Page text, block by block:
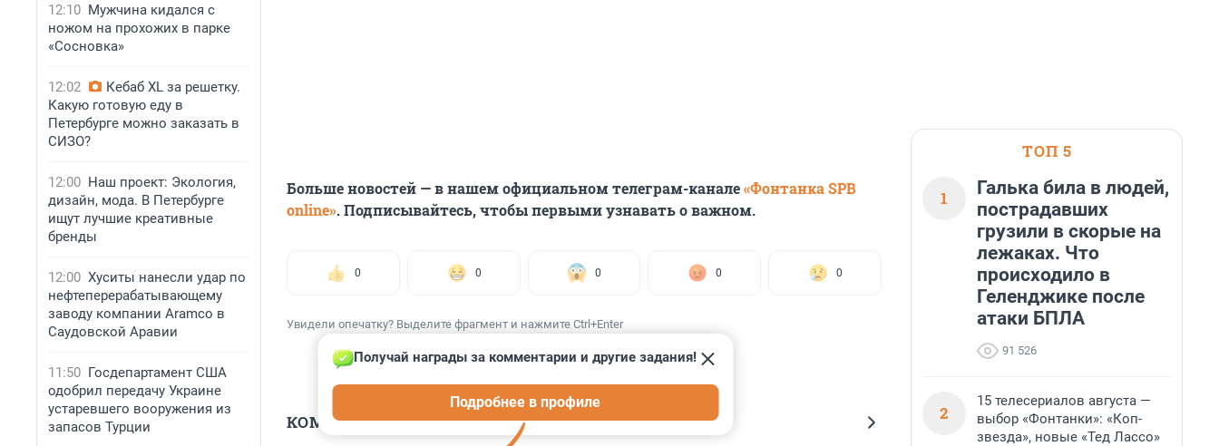
12:10 Мужчина кидался с
ножом на прохожих в парке
«Сосновка»
12:02
Кебаб XL за решетку.
Какую готовую еду в
Петербурге можно заказать в
СИЗО?
12:00 Наш проект: Экология,
дизайн, мода. В Петербурге
ищут лучшие креативные
бренды
12:00 Хуситы нанесли удар по
нефтеперерабатывающему
заводу компании Aramco в
Саудовской Аравии
11:50 Госдепартамент США
одобрил передачу Украине
устаревшего вооружения из
запасов Турции
Больше новостей — в нашем официальном телеграм-канале«Фонтанка SPB
online». Подписывайтесь, чтобы первыми узнавать о важном.
0 0 0 0 0
Увидели опечатку? Выделите фрагмент и нажмите Ctrl+Enter
КОММЕНТАРИИ 5
Получай награды за комментарии и другие задания!
Подробнее в профиле
ТОП 5
1
Галька била в людей,
пострадавших
грузили в скорые на
лежаках. Что
происходило в
Геленджике после
атаки БПЛА
91 526
2
15 телесериалов августа —
выбор «Фонтанки»: «Коп-
звезда», новые «Тед Лассо»